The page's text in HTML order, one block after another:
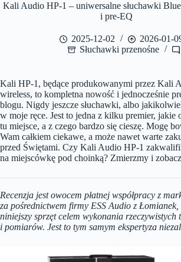
Kali Audio HP-1 – uniwersalne słuchawki
i pre-EQ
2025-12-02
2026-01-
Słuchawki przenośne
Kali HP-1, będące produkowanymi przez Kali
wireless, to kompletna nowość i jednocześnie
blogu. Nigdy jeszcze słuchawki, albo
w moje ręce. Jest to jedna z kilku premier, jakie
tu miejsce, a z czego bardzo się cieszę. Mogę
Wam całkiem ciekawe, a może nawet warte
przed Świętami. Czy Kali Audio HP-1
na miejscówkę pod choinką? Zmierzmy i
Recenzja jest owocem płatnej współpracy z
za pośrednictwem firmy ESS Audio z Łomianek,
niniejszy sprzęt celem wykonania rzeczywistych
i pomiarów. Jest to tym samym ekspertyza